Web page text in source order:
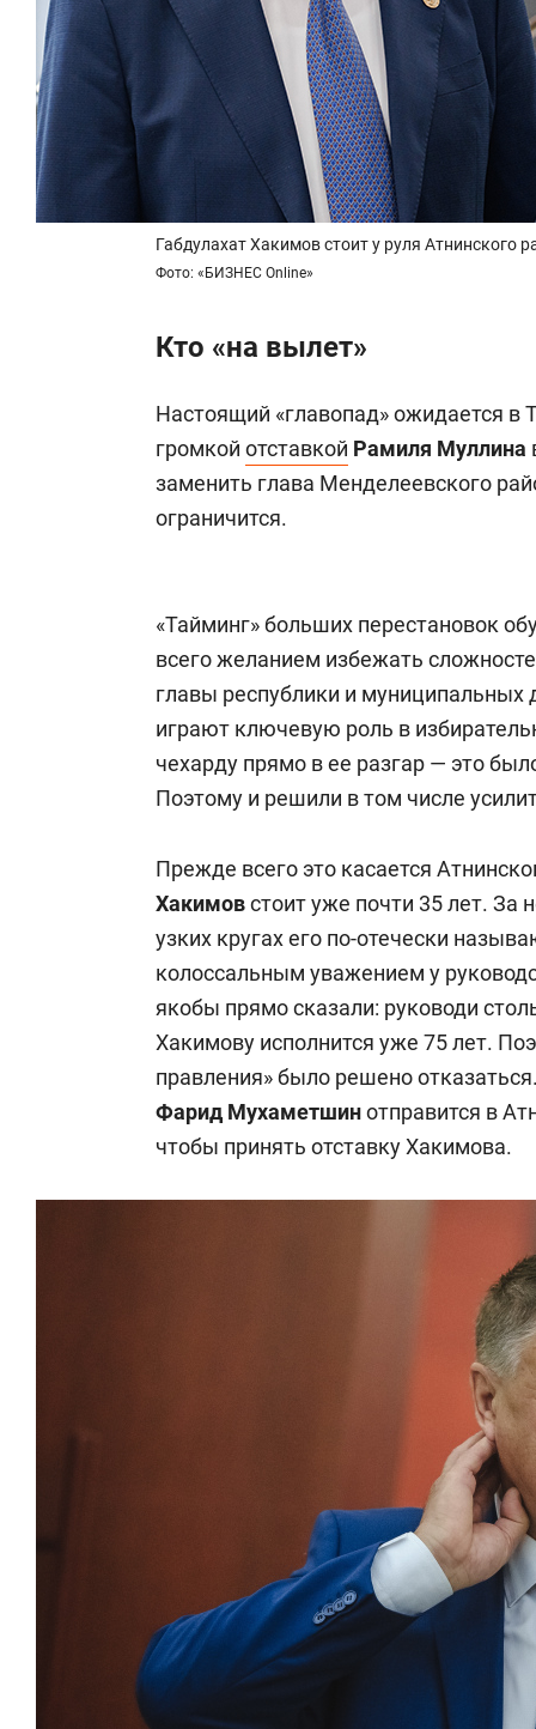
Габдулахат Хакимов стоит у руля Атнинского
Фото: «БИЗНЕС Online»
Кто «на вылет»
Настоящий «главопад» ожидается в
громкой отставкой Рамиля Муллина
заменить глава Менделеевского
ограничится.
«Тайминг» больших перестановок
всего желанием избежать
главы республики и муниципальных
играют ключевую роль в
чехарду прямо в ее разгар — это
Поэтому и решили в том числе
Прежде всего это касается
Хакимовстоит уже почти 35 лет. За
узких кругах его по-отечески
колоссальным уважением у
якобы прямо сказали: руководи
Хакимову исполнится уже 75 лет.
правления» было решено
Фарид Мухаметшинотправится в
чтобы принять отставку Хакимова.